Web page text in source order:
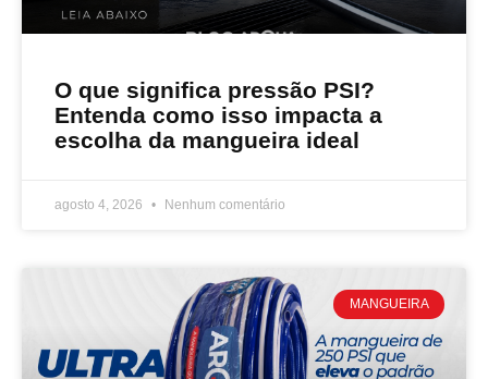
O que significa pressão PSI?
Entenda como isso impacta a
escolha da mangueira ideal
agosto 4, 2026 Nenhum comentário
MANGUEIRA